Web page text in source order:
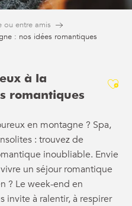
ou entre amis
: nos idées romantiques
à la
romantiques
en montagne ? Spa,
: trouvez de
inoubliable. Envie
un séjour romantique
? Le week-end en
invite à ralentir, à respirer